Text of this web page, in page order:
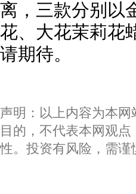
离，三款分别以
花、大花茉莉花
请期待。
声明：以上内容为本
目的，不代表本网观
性。投资有风险，需谨